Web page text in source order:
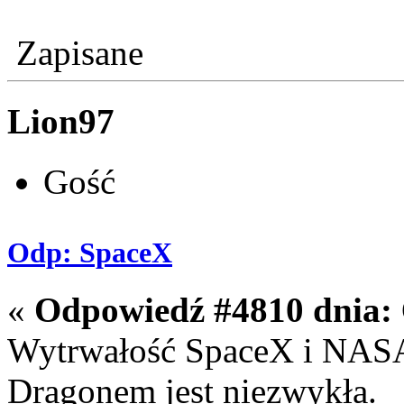
Zapisane
Lion97
Gość
Odp: SpaceX
« Odpowiedź #4810 dnia:
Wytrwałość SpaceX i
Dragonem jest niezwykła.